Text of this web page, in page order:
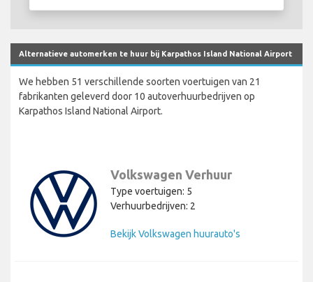
Alternatieve automerken te huur bij Karpathos Island National Airport
We hebben 51 verschillende soorten voertuigen van 21
fabrikanten geleverd door 10 autoverhuurbedrijven op
Karpathos Island National Airport.
Volkswagen Verhuur
Type voertuigen: 5
Verhuurbedrijven: 2
Bekijk Volkswagen huurauto's